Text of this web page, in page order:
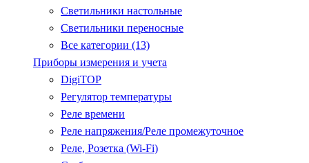
Светильники настольные
Светильники переносные
Все категории (13)
Приборы измерения и учета
DigiTOP
Регулятор температуры
Реле времени
Реле напряжения/Реле промежуточное
Реле, Розетка (Wi-Fi)